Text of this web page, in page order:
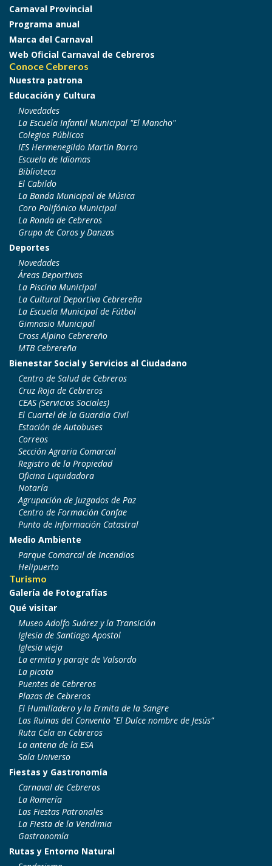
Carnaval Provincial
Programa anual
Marca del Carnaval
Web Oficial Carnaval de Cebreros
Conoce Cebreros
Nuestra patrona
Educación y Cultura
Novedades
La Escuela Infantil Municipal "El Mancho"
Colegios Públicos
IES Hermenegildo Martin Borro
Escuela de Idiomas
Biblioteca
El Cabildo
La Banda Municipal de Música
Coro Polifónico Municipal
La Ronda de Cebreros
Grupo de Coros y Danzas
Deportes
Novedades
Áreas Deportivas
La Piscina Municipal
La Cultural Deportiva Cebrereña
La Escuela Municipal de Fútbol
Gimnasio Municipal
Cross Alpino Cebrereño
MTB Cebrereña
Bienestar Social y Servicios al Ciudadano
Centro de Salud de Cebreros
Cruz Roja de Cebreros
CEAS (Servicios Sociales)
El Cuartel de la Guardia Civil
Estación de Autobuses
Correos
Sección Agraria Comarcal
Registro de la Propiedad
Oficina Liquidadora
Notaría
Agrupación de Juzgados de Paz
Centro de Formación Confae
Punto de Información Catastral
Medio Ambiente
Parque Comarcal de Incendios
Helipuerto
Turismo
Galería de Fotografías
Qué visitar
Museo Adolfo Suárez y la Transición
Iglesia de Santiago Apostol
Iglesia vieja
La ermita y paraje de Valsordo
La picota
Puentes de Cebreros
Plazas de Cebreros
El Humilladero y la Ermita de la Sangre
Las Ruinas del Convento "El Dulce nombre de Jesús"
Ruta Cela en Cebreros
La antena de la ESA
Sala Universo
Fiestas y Gastronomía
Carnaval de Cebreros
La Romería
Las Fiestas Patronales
La Fiesta de la Vendimia
Gastronomía
Rutas y Entorno Natural